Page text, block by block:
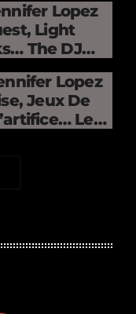
Lopez
Light
The DJ
De
Lopez
Jeux De
Le